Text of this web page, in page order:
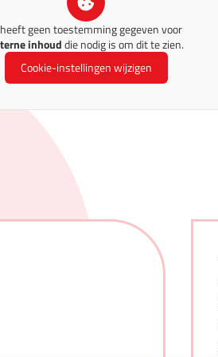
geen toestemming gegeven voor
inhouddie nodig is om dit te zien.
Cookie-instellingen wijzigen